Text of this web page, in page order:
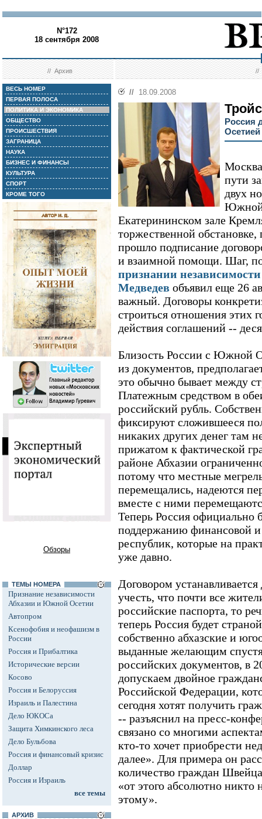
N°172
18 сентября 2008
//Архив //
ВЕСЬ НОМЕР
ПЕРВАЯ ПОЛОСА
ПОЛИТИКА И ЭКОНОМИКА
ОБЩЕСТВО
ПРОИСШЕСТВИЯ
ЗАГРАНИЦА
НАУКА
БИЗНЕС И ФИНАНСЫ
КУЛЬТУРА
СПОРТ
КРОМЕ ТОГО
Обзоры
ТЕМЫ НОМЕРА
Признание независимости
Абхазии и Южной Осетии
Автопром
Ксенофобия и неофашизм в
России
Россия и Прибалтика
Исторические версии
Косово
Россия и Белоруссия
Израиль и Палестина
Дело ЮКОСа
Защита Химкинского леса
Дело Бульбова
Россия и финансовый кризис
Доллар
Россия и Израиль
все темы
АРХИВ
// 18.09.2008
Россия
Осетией
пути
двух
Южной
Екатерининском зале
торжественной
прошло подписание
и взаимной помощи. Шаг,
признании
Медведев объявил еще 26
важный. Договоры
строиться отношения этих
действия соглашений --
Близость России с Южной
из документов,
это обычно бывает между
Платежным средством в
российский рубль.
фиксируют сложившееся
никаких других денег там
прижатом к фактической
районе Абхазии
потому что местные
перемещались, надеются
вместе с ними
Теперь Россия официально
поддержанию финансовой и
республик, которые на
уже давно.
Договором
учесть, что почти все
российские паспорта, то
теперь Россия будет
собственно абхазские и
выданные желающим
российских документов, в
допускаем двойное
Российской Федерации,
сегодня хотят получить
-- разъяснил на пресс-
связано со многими
кто-то хочет приобрести
далее». Для примера он
количество граждан
«от этого абсолютно никто
этому».